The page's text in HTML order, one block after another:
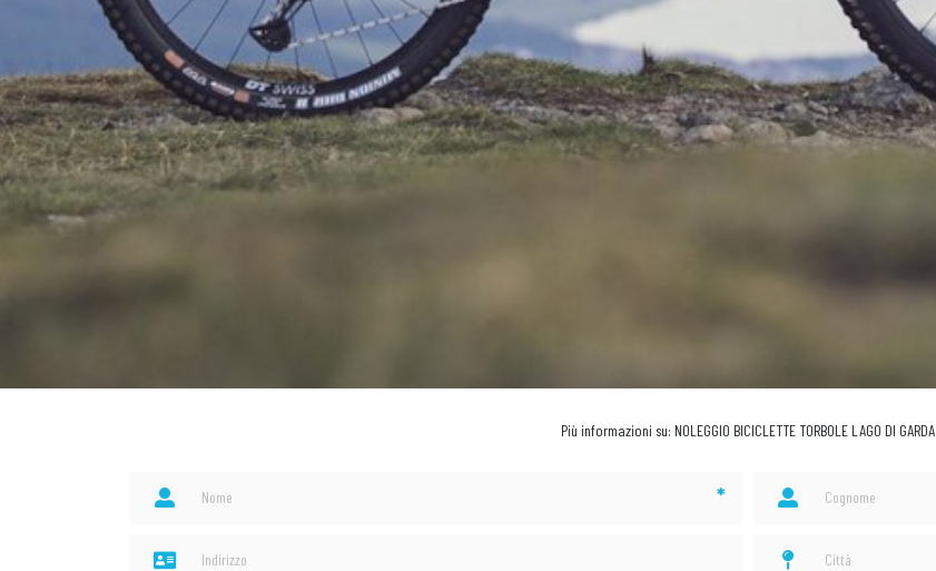
Più informazioni su: NOLEGGIO BICICLETTE TORBOLE LAGO DI GARDA
*